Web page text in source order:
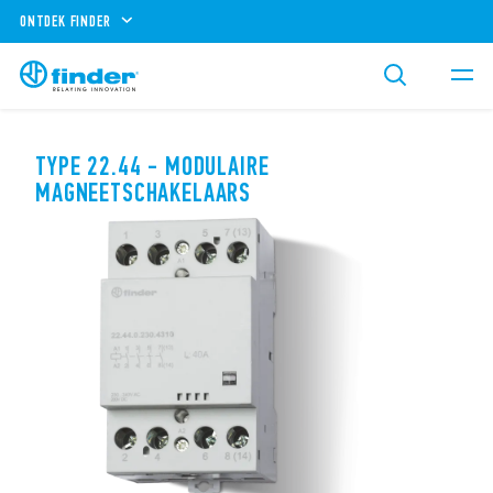
ONTDEK FINDER
TYPE 22.44 - MODULAIRE
MAGNEETSCHAKELAARS